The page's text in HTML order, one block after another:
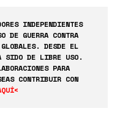
INDEPENDIENTES
DE GUERRA CONTRA
DESDE EL
SIDO DE LIBRE USO.
PARA
CONTRIBUIR CON